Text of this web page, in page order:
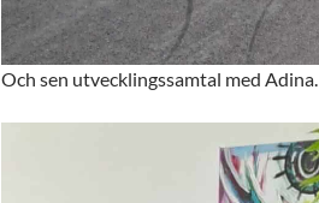
Och sen utvecklingssamtal med Adina.